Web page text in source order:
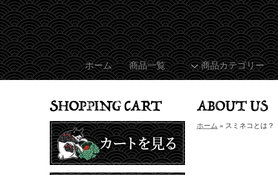
ホーム 商品一覧 商品カテゴリー
ホーム » スミネコとは？